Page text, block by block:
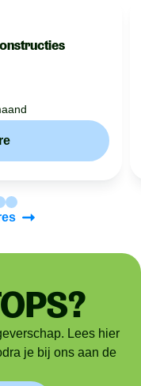
Lees hier
je bij ons aan de